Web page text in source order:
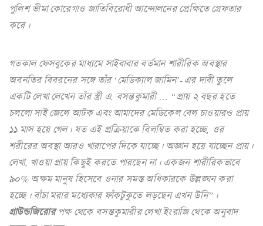
পুলিশ ভীমা কোরেগাও জাতিবিরোধী আন্দোলনের প্রেক্ষিতে গ্রেফতার
করে।
গতকাল ফেসবুকের মাধ্যমে সাইবাবার বর্তমান শারীরিক অবস্থার
অবনতির বিবরনের সঙ্গে তাঁর ‘মেডিক্যাল জামিন’-এর দাবী তুলে
একটি লেখা লেখেন তাঁর স্ত্রী এ. বসন্তকুমারী … “প্রায় ২ বছর হতে
চললো সাই জেলে আটক এবং আমাদের মেডিকেল বেল চাওয়ারও প্রায়
১১ মাস হয়ে গেল। যত এই প্রক্রিয়াকে বিলম্বিত করা হচ্ছে, ওর
শরীরের অবস্থা আরও খারাপের দিকে যাচ্ছে। অজ্ঞান হয়ে যাচ্ছেন প্রায়।
লেখা, খাওয়া প্রায় কিছুই করতে পারছেন না। একজন শারীরিকভাবে
৯০% অক্ষম মানুষ হিসেবে ওনার সমস্ত অধিকারকে উল্লঙ্ঘন করা
হচ্ছে। বাঁচা মরার মধ্যেকার ফাঁকটুকুতে লড়ছেন এখন উনি”।
গ্রাউন্ডজিরোরপক্ষ থেকে বসন্তকুমারীর লেখা ইংরাজি থেকে অনুবাদ